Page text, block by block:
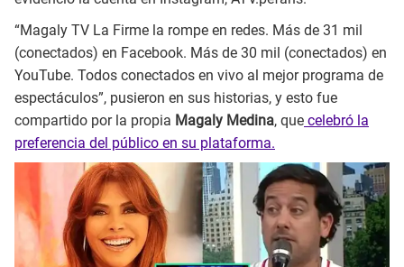
“Magaly TV La Firme la rompe en redes. Más de 31 mil
(conectados) en Facebook. Más de 30 mil (conectados) en
YouTube. Todos conectados en vivo al mejor programa de
espectáculos”, pusieron en sus historias, y esto fue
compartido por la propia Magaly Medina, que celebró la
preferencia del público en su plataforma.